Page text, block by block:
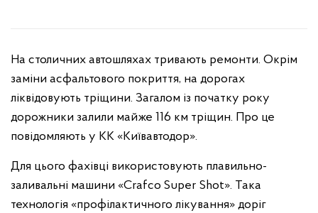
На столичних автошляхах тривають ремонти. Окрім
заміни асфальтового покриття, на дорогах
ліквідовують тріщини. Загалом із початку року
дорожники залили майже 116 км тріщин. Про це
повідомляють у КК «Київавтодор».
Для цього фахівці використовують плавильно-
заливальні машини «Crafco Super Shot». Така
технологія «профілактичного лікування» доріг